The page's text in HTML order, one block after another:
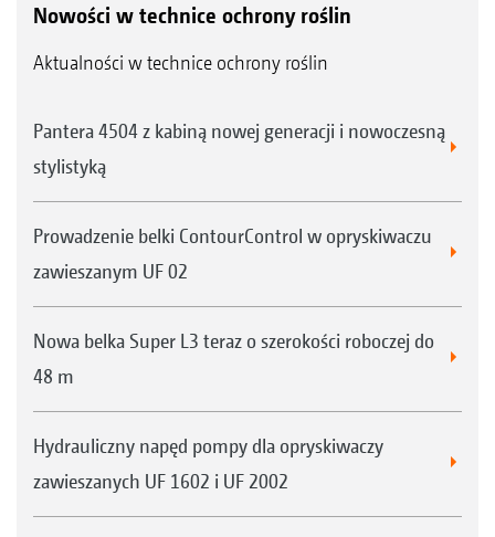
Nowości w technice ochrony roślin
Aktualności w technice ochrony roślin
Pantera 4504 z kabiną nowej generacji i nowoczesną
stylistyką
Prowadzenie belki ContourControl w opryskiwaczu
zawieszanym UF 02
Nowa belka Super L3 teraz o szerokości roboczej do
48 m
Hydrauliczny napęd pompy dla opryskiwaczy
zawieszanych UF 1602 i UF 2002